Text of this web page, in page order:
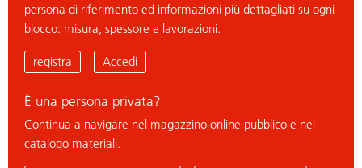
< ritorna all'elenco
PACIFIC WHITE
persona di riferimento ed informazioni più dettagliati su ogni
blocco: misura, spessore e lavorazioni.
registra Accedi
È una persona privata?
Continua a navigare nel magazzino online pubblico e nel
catalogo materiali.